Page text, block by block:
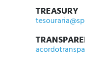
TREASURY